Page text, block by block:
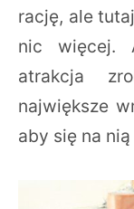
rację, ale
nic więcej.
atrakcja
największe
aby się na